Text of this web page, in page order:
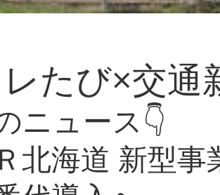
たび×交通
ニュース👇
北海道 新型